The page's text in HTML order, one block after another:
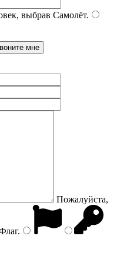
выбрав Самолёт.
Пожалуйста,
.